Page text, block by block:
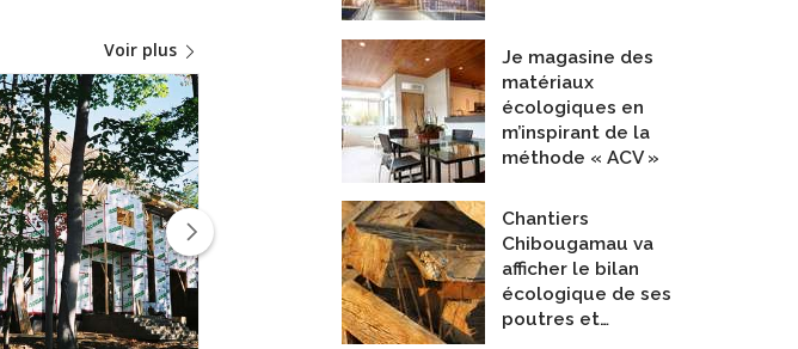
Je magasine des
matériaux
écologiques en
m’inspirant de la
méthode « ACV »
Chantiers
Chibougamau va
afficher le bilan
écologique de ses
poutres et…
Voir plus